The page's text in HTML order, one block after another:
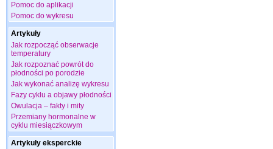
Pomoc do aplikacji
Pomoc do wykresu
Artykuły
Jak rozpocząć obserwacje
temperatury
Jak rozpoznać powrót do
płodności po porodzie
Jak wykonać analizę wykresu
Fazy cyklu a objawy płodności
Owulacja – fakty i mity
Przemiany hormonalne w
cyklu miesiączkowym
Artykuły eksperckie